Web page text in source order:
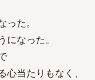
た。
なった。
当たりもなく、